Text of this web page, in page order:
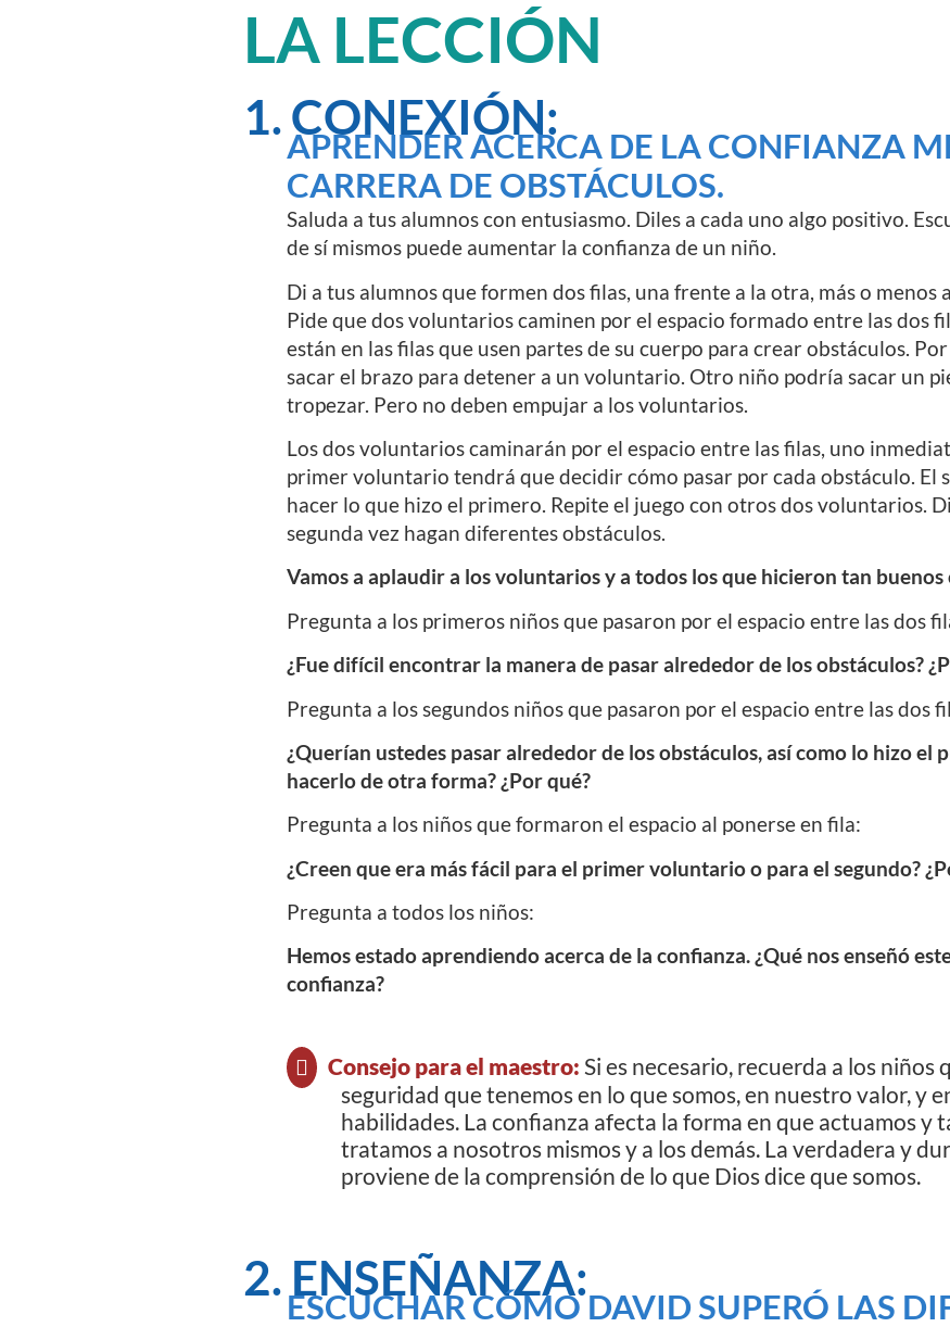
LA LECCIÓN
1. CONEXIÓN:
APRENDER ACERCA DE LA CONFIANZA
CARRERA DE OBSTÁCULOS.
Saluda a tus alumnos con entusiasmo. Diles a cada uno algo positivo.
de sí mismos puede aumentar la confianza de un niño.
Di a tus alumnos que formen dos filas, una frente a la otra, más o menos
Pide que dos voluntarios caminen por el espacio formado entre las dos
están en las filas que usen partes de su cuerpo para crear obstáculos.
sacar el brazo para detener a un voluntario. Otro niño podría sacar un
tropezar. Pero no deben empujar a los voluntarios.
Los dos voluntarios caminarán por el espacio entre las filas, uno
primer voluntario tendrá que decidir cómo pasar por cada obstáculo. El
hacer lo que hizo el primero. Repite el juego con otros dos voluntarios.
segunda vez hagan diferentes obstáculos.
Vamos a aplaudir a los voluntarios y a todos los que hicieron tan buenos
Pregunta a los primeros niños que pasaron por el espacio entre las dos
¿Fue difícil encontrar la manera de pasar alrededor de los obstáculos?
Pregunta a los segundos niños que pasaron por el espacio entre las dos
¿Querían ustedes pasar alrededor de los obstáculos, así como lo hizo
hacerlo de otra forma? ¿Por qué?
Pregunta a los niños que formaron el espacio al ponerse en fila:
¿Creen que era más fácil para el primer voluntario o para el segundo?
Pregunta a todos los niños:
Hemos estado aprendiendo acerca de la confianza. ¿Qué nos enseñó
confianza?
Consejo para el maestro: Si es necesario, recuerda a los niños
seguridad que tenemos en lo que somos, en nuestro valor, y
habilidades. La confianza afecta la forma en que actuamos y
tratamos a nosotros mismos y a los demás. La verdadera y
proviene de la comprensión de lo que Dios dice que somos.
2. ENSEÑANZA:
ESCUCHAR CÓMO DAVID SUPERÓ LAS